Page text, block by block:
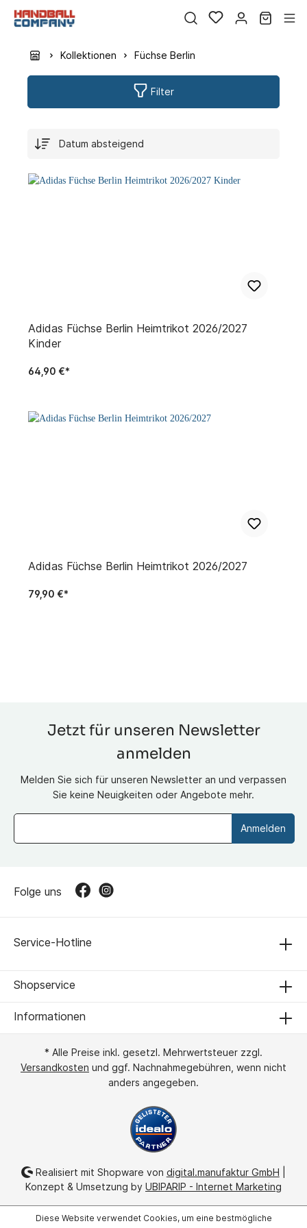
Kollektionen Füchse Berlin
Filter
Adidas Füchse Berlin Heimtrikot 2026/2027
Kinder
64,90 €*
Adidas Füchse Berlin Heimtrikot 2026/2027
79,90 €*
Jetzt für unseren Newsletter
anmelden
Melden Sie sich für unseren Newsletter an und verpassen
Sie keine Neuigkeiten oder Angebote mehr.
Anmelden
Service-Hotline
Folge uns
Shopservice
Informationen
* Alle Preise inkl. gesetzl. Mehrwertsteuer zzgl.
Versandkosten und ggf. Nachnahmegebühren, wenn nicht
anders angegeben.
Realisiert mit Shopware von digital.manufaktur GmbH
Konzept & Umsetzung by UBIPARIP - Internet Marketing
Diese Website verwendet Cookies, um eine bestmögliche